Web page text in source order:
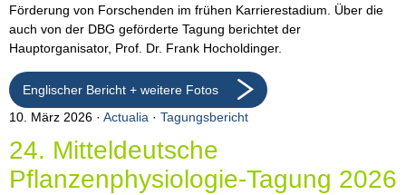
Förderung von Forschenden im frühen Karrierestadium. Über die
auch von der DBG geförderte Tagung berichtet der
Hauptorganisator, Prof. Dr. Frank Hocholdinger.
Englischer Bericht + weitere Fotos
10. März 2026
Actualia · Tagungsbericht
24. Mitteldeutsche
Pflanzenphysiologie-Tagung 2026